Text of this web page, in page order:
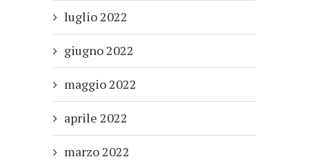
luglio 2022
giugno 2022
maggio 2022
aprile 2022
marzo 2022